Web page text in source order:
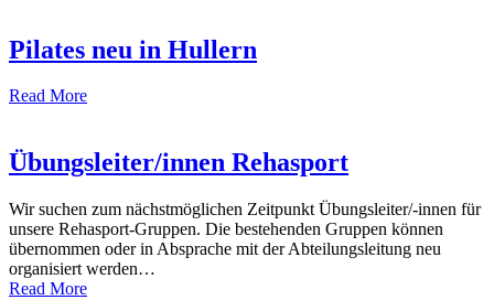
Pilates neu in Hullern
Read More
Übungsleiter/innen Rehasport
Wir suchen zum nächstmöglichen Zeitpunkt Übungsleiter/-innen für
unsere Rehasport-Gruppen. Die bestehenden Gruppen können
übernommen oder in Absprache mit der Abteilungsleitung neu
organisiert werden…
Read More